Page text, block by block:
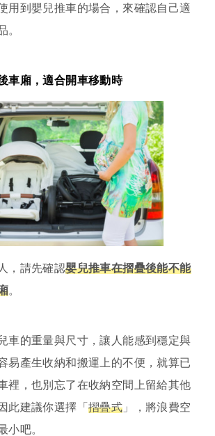
用到嬰兒推車的場合，來確認自己適
。
車廂，適合開車移動時
，請先確認嬰兒推車在摺疊後能不能
。
車的重量與尺寸，讓人能感到穩定與
易產生收納和搬運上的不便，就算已
裡，也別忘了在收納空間上留給其他
此建議你選擇「 摺疊式 」，將浪費空
小吧。